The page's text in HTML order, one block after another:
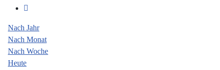
Nach Jahr
Nach Monat
Nach Woche
Heute